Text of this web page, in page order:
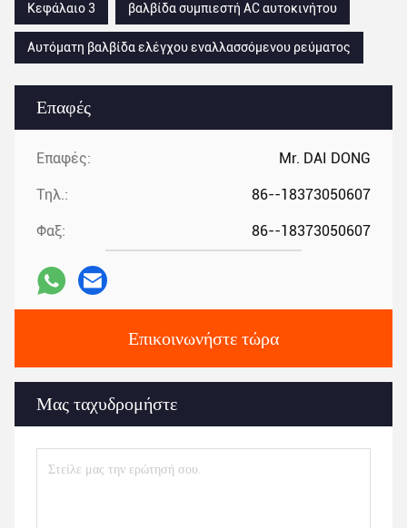
Επαφές
Επαφές: Mr. DAI DONG
Τηλ.: 86--18373050607
Φαξ: 86--18373050607
Επικοινωνήστε τώρα
Μας ταχυδρομήστε
Κεφάλαιο 3
βαλβίδα συμπιεστή AC αυτοκινήτου
Αυτόματη βαλβίδα ελέγχου εναλλασσόμενου ρεύματος